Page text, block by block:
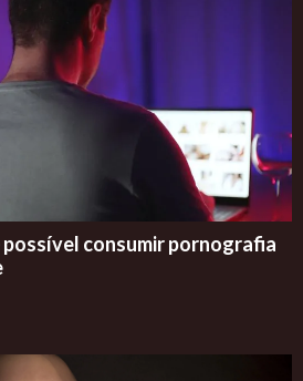
possível consumir pornografia